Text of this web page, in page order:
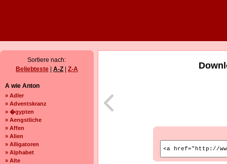
Sortiere nach:
Beliebteste
A-Z Z-A
A wie Anton
» Adler
» Adventskranz
» �gypten
» Aengstliche
» Affen
» Alien
» Alligatoren
» Alphabet
» Alte